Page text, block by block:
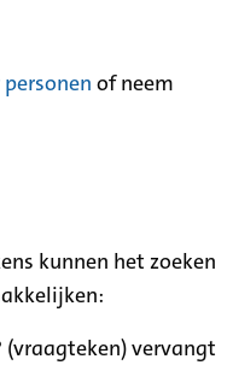
of neem
kunnen het zoeken
(vraagteken) vervangt